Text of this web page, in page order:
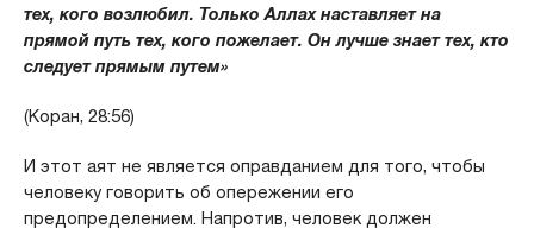
тех, кого возлюбил. Только Аллах наставляет на
прямой путь тех, кого пожелает. Он лучше знает тех, кто
следует прямым путем»
(Коран, 28:56)
И этот аят не является оправданием для того, чтобы
человеку говорить об опережении его
предопределением. Напротив, человек должен